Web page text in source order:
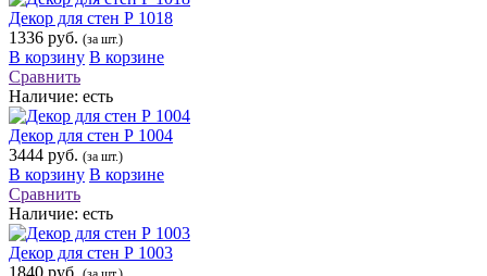
Декор для стен Р 1018
1336 руб. (за шт.)
В корзину В корзине
Сравнить
Наличие: есть
Декор для стен Р 1004
3444 руб. (за шт.)
В корзину В корзине
Сравнить
Наличие: есть
Декор для стен Р 1003
1840 руб.